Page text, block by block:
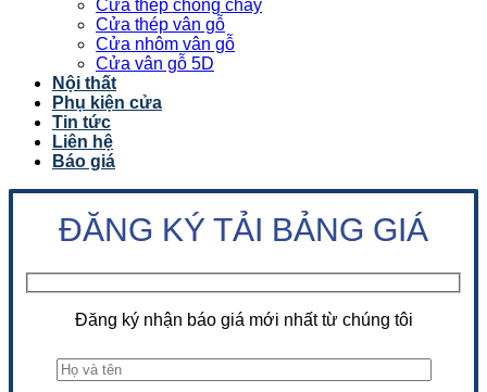
Cửa thép chống cháy
Cửa thép vân gỗ
Cửa nhôm vân gỗ
Cửa vân gỗ 5D
Nội thất
Phụ kiện cửa
Tin tức
Liên hệ
Báo giá
ĐĂNG KÝ TẢI BẢNG GIÁ
Đăng ký nhận báo giá mới nhất từ chúng tôi